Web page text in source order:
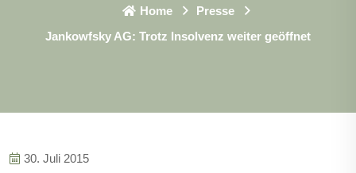
Home
Presse
Jankowfsky AG: Trotz Insolvenz weiter geöffnet
30. Juli 2015